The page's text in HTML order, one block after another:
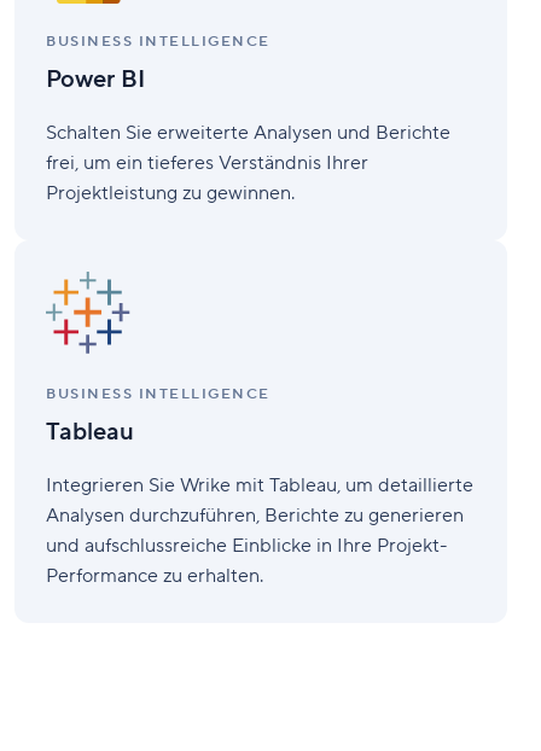
BUSINESS INTELLIGENCE
Power BI
Schalten Sie erweiterte Analysen und Berichte
frei, um ein tieferes Verständnis Ihrer
Projektleistung zu gewinnen.
BUSINESS INTELLIGENCE
Tableau
Integrieren Sie Wrike mit Tableau, um detaillierte
Analysen durchzuführen, Berichte zu generieren
und aufschlussreiche Einblicke in Ihre Projekt-
Performance zu erhalten.